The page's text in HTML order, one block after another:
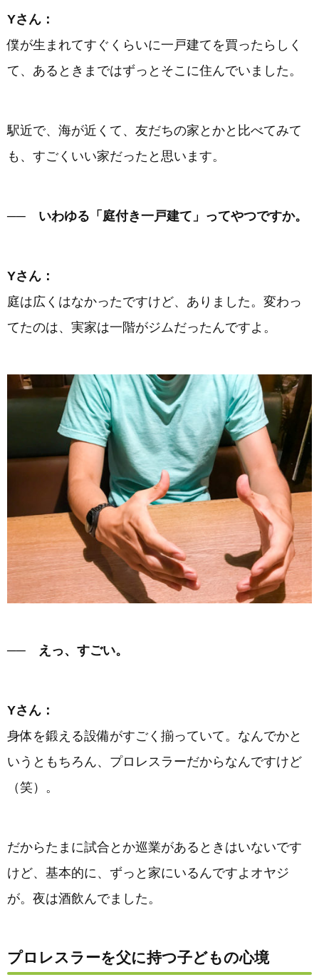
Yさん：
僕が生まれてすぐくらいに一戸建てを買ったらしく
て、あるときまではずっとそこに住んでいました。
駅近で、海が近くて、友だちの家とかと比べてみて
も、すごくいい家だったと思います。
── いわゆる「庭付き一戸建て」ってやつですか。
Yさん：
庭は広くはなかったですけど、ありました。変わっ
てたのは、実家は一階がジムだったんですよ。
── えっ、すごい。
Yさん：
身体を鍛える設備がすごく揃っていて。なんでかと
いうともちろん、プロレスラーだからなんですけど
（笑）。
だからたまに試合とか巡業があるときはいないです
けど、基本的に、ずっと家にいるんですよオヤジ
が。夜は酒飲んでました。
プロレスラーを父に持つ子どもの心境